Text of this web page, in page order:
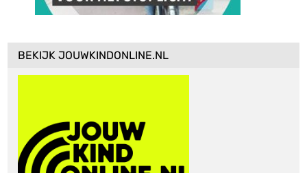
BEKIJK JOUWKINDONLINE.NL